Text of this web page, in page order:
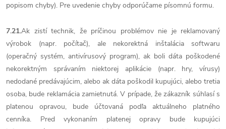
popisom chyby). Pre uvedenie chyby odporúčame písomnú formu.
7.21.Ak zistí technik, že príčinou problémov nie je reklamovaný
výrobok (napr. počítač), ale nekorektná inštalácia softwaru
(operačný systém, antivírusový program), ak boli dáta poškodené
nekorektným správaním niektorej aplikácie (napr. hry, vírusy)
nedodané predávajúcim, alebo ak dáta poškodil kupujúci, alebo tretia
osoba, bude reklamácia zamietnutá. V prípade, že zákazník súhlasí s
platenou opravou, bude účtovaná podľa aktuálneho platného
cenníka. Pred vykonaním platenej opravy bude kupujúci